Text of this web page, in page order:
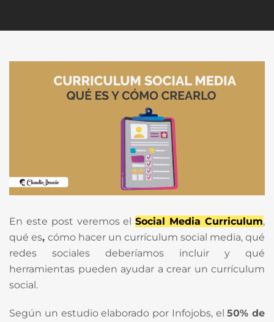
En este post veremos elSocial Media Curriculum,
qué es, cómo hacer un currículum social media, qué
redes sociales deberíamos incluir y qué
herramientas pueden ayudar a crear un currículum
social.
Según un estudio elaborado por Infojobs, el50% de